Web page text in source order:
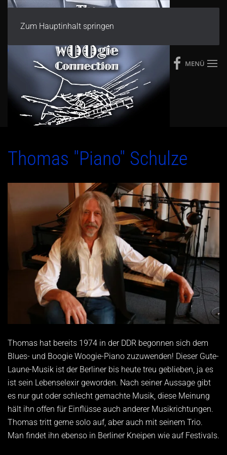
Zum Hauptinhalt springen
MENÜ
Thomas "Piano" Schulze
Thomas hat bereits 1974 in der DDR begonnen sich dem
Blues- und Boogie Woogie-Piano zuzuwenden! Dieser Gute-
Laune-Musik ist der Berliner bis heute treu geblieben, ja es
ist sein Lebenselexir geworden. Nach seiner Aussage gibt
es nur gut oder schlecht gemachte Musik, diese Meinung
hält ihn offen für Einflüsse auch anderer Musikrichtungen.
Thomas tritt gerne solo auf, aber auch mit seinem Trio.
Man findet ihn ebenso in Berliner Kneipen wie auf Festivals.